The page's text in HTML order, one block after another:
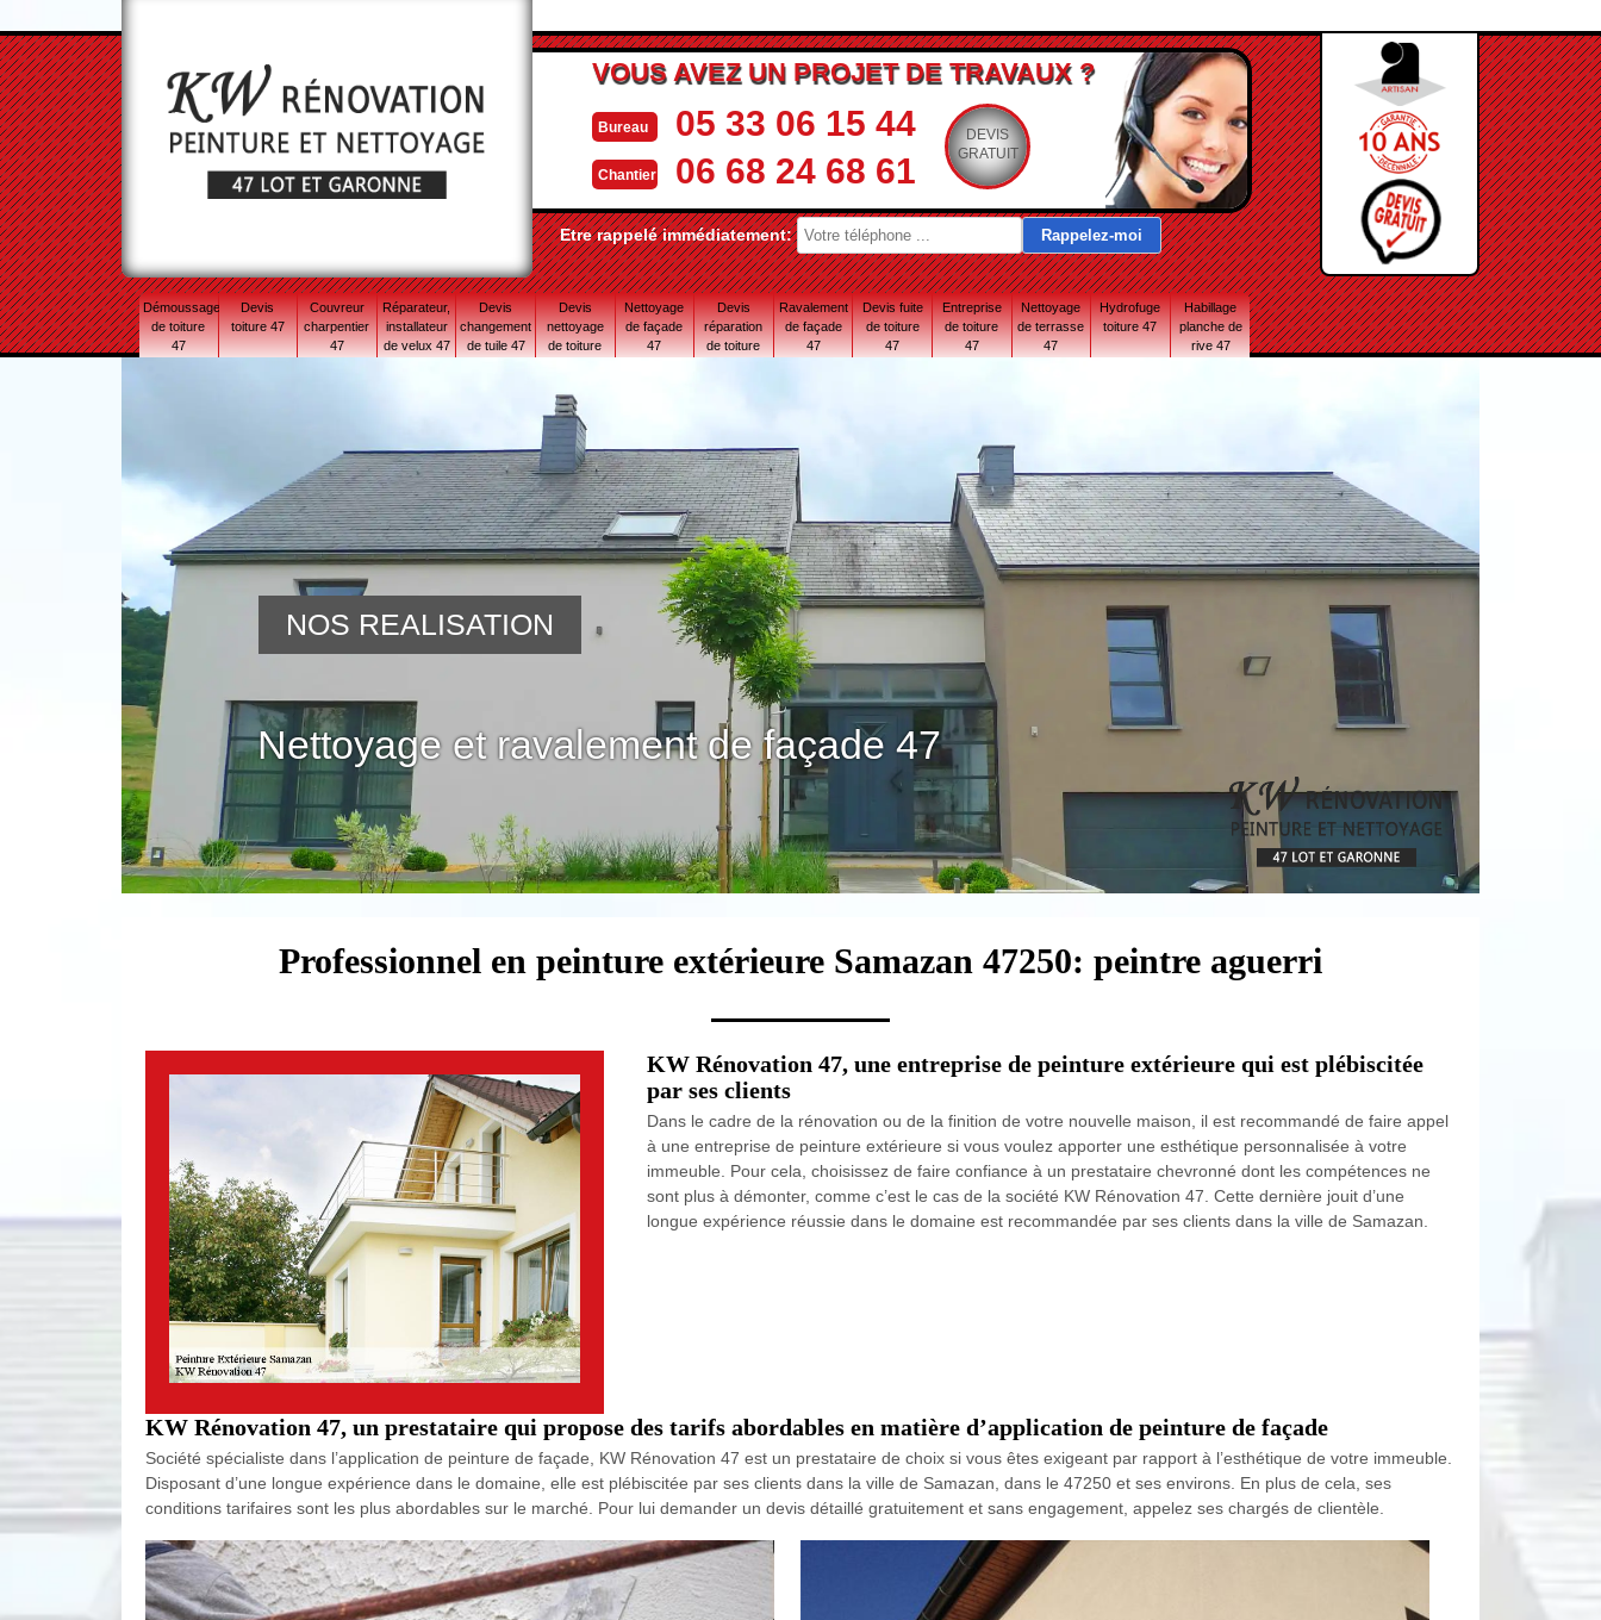
VOUS AVEZ UN PROJET DE TRAVAUX ?
Bureau 05 33 06 15 44
Chantier 06 68 24 68 61
DEVIS
GRATUIT
Etre rappelé immédiatement:
Démoussage
de toiture
47
Devis
toiture 47
Couvreur
charpentier
47
Réparateur,
installateur
de velux 47
Devis
changement
de tuile 47
Devis
nettoyage
de toiture
Nettoyage
de façade
47
Devis
réparation
de toiture
Ravalement
de façade
47
Devis fuite
de toiture
47
Entreprise
de toiture
47
Nettoyage
de terrasse
47
Hydrofuge
toiture 47
Habillage
planche de
rive 47
Nettoyage et ravalement de façade 47
NOS REALISATION
Professionnel en peinture extérieure Samazan 47250: peintre aguerri
KW Rénovation 47, une entreprise de peinture extérieure qui est plébiscitée
par ses clients
Dans le cadre de la rénovation ou de la finition de votre nouvelle maison, il est recommandé de faire appel
à une entreprise de peinture extérieure si vous voulez apporter une esthétique personnalisée à votre
immeuble. Pour cela, choisissez de faire confiance à un prestataire chevronné dont les compétences ne
sont plus à démonter, comme c’est le cas de la société KW Rénovation 47. Cette dernière jouit d’une
longue expérience réussie dans le domaine est recommandée par ses clients dans la ville de Samazan.
KW Rénovation 47, un prestataire qui propose des tarifs abordables en matière d’application de peinture de façade
Société spécialiste dans l’application de peinture de façade, KW Rénovation 47 est un prestataire de choix si vous êtes exigeant par rapport à l’esthétique de votre immeuble.
Disposant d’une longue expérience dans le domaine, elle est plébiscitée par ses clients dans la ville de Samazan, dans le 47250 et ses environs. En plus de cela, ses
conditions tarifaires sont les plus abordables sur le marché. Pour lui demander un devis détaillé gratuitement et sans engagement, appelez ses chargés de clientèle.